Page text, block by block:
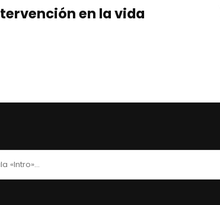
en la vida